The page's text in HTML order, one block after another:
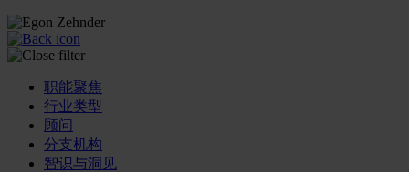
职能聚焦
行业类型
顾问
分支机构
智识与洞见